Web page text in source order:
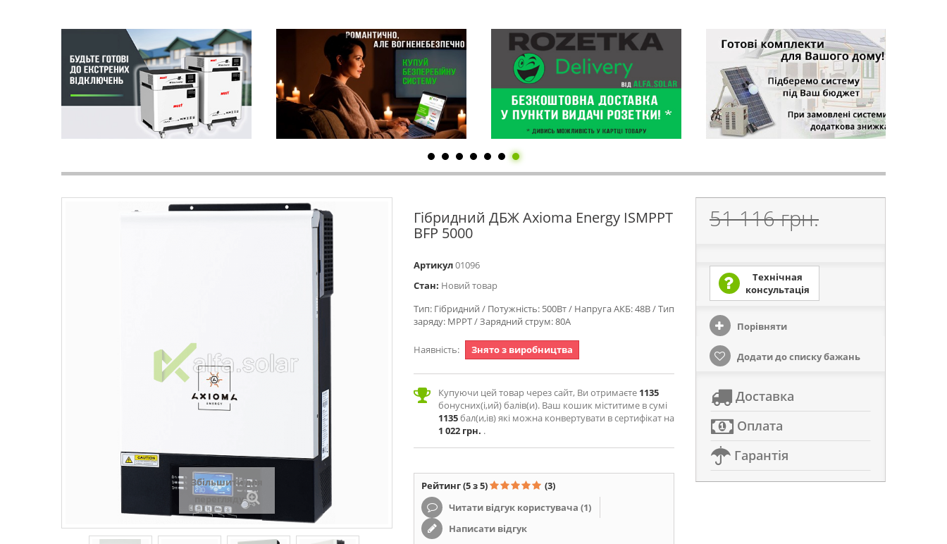
Збільшити для
перегляду
Гібридний ДБЖ Axioma Energy ISMPPT
BFP 5000
Артикул01096
Стан: Новий товар
Тип: Гібридний / Потужність: 500Вт / Напруга АКБ: 48В / Тип
заряду: MPPT / Зарядний струм: 80А
Наявність: Знято з виробництва
Купуючи цей товар через сайт, Ви отримаєте 1135
бонусних(і,ий) балів(и). Ваш кошик міститиме в сумі
1135бал(и,ів) які можна конвертувати в сертифікат на
1 022 грн. .
Рейтинг(5 з 5)
(3)
Читати відгук користувача (1)
Написати відгук
51 116 грн.
Технічная
консультація
Порівняти
Додати до списку бажань
Доставка
Оплата
Гарантія